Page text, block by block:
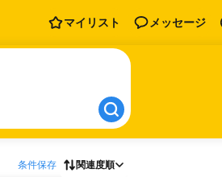
マイリスト メッセージ
条件保存 関連度順